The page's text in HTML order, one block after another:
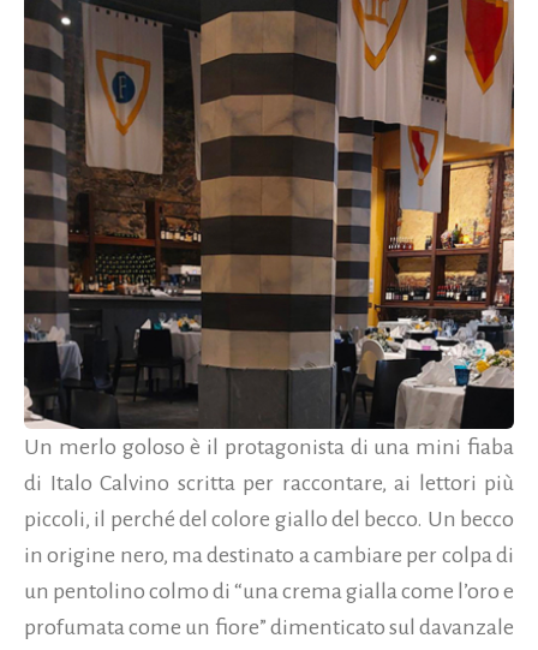
Un merlo goloso è il protagonista di una mini fiaba
di Italo Calvino scritta per raccontare, ai lettori più
piccoli, il perché del colore giallo del becco. Un becco
in origine nero, ma destinato a cambiare per colpa di
un pentolino colmo di “una crema gialla come l’oro e
profumata come un fiore” dimenticato sul davanzale